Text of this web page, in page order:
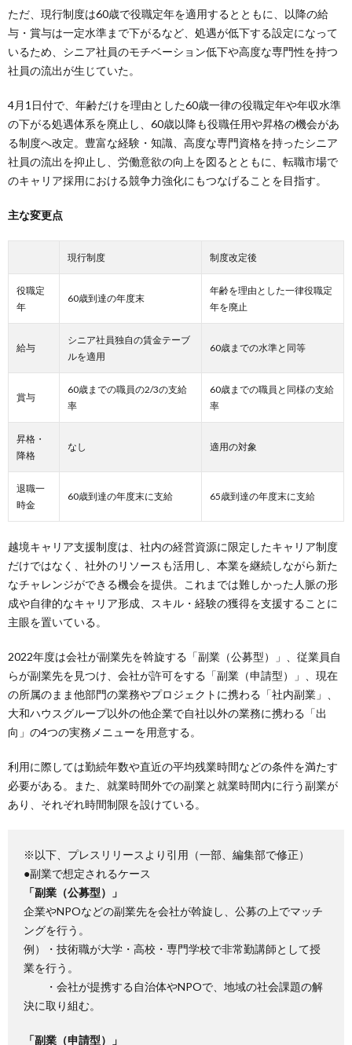
ただ、現行制度は60歳で役職定年を適用するとともに、以降の給
与・賞与は一定水準まで下がるなど、処遇が低下する設定になって
いるため、シニア社員のモチベーション低下や高度な専門性を持つ
社員の流出が生じていた。
4月1日付で、年齢だけを理由とした60歳一律の役職定年や年収水準
の下がる処遇体系を廃止し、60歳以降も役職任用や昇格の機会があ
る制度へ改定。豊富な経験・知識、高度な専門資格を持ったシニア
社員の流出を抑止し、労働意欲の向上を図るとともに、転職市場で
のキャリア採用における競争力強化にもつなげることを目指す。
主な変更点
現行制度 制度改定後
役職定
年
60歳到達の年度末
年齢を理由とした一律役職定
年を廃止
給与
シニア社員独自の賃金テーブ
ルを適用
60歳までの水準と同等
賞与
60歳までの職員の2/3の支給
率
60歳までの職員と同様の支給
率
昇格・
降格
なし 適用の対象
退職一
時金
60歳到達の年度末に支給 65歳到達の年度末に支給
越境キャリア支援制度は、社内の経営資源に限定したキャリア制度
だけではなく、社外のリソースも活用し、本業を継続しながら新た
なチャレンジができる機会を提供。これまでは難しかった人脈の形
成や自律的なキャリア形成、スキル・経験の獲得を支援することに
主眼を置いている。
2022年度は会社が副業先を斡旋する「副業（公募型）」、従業員自
らが副業先を見つけ、会社が許可をする「副業（申請型）」、現在
の所属のまま他部門の業務やプロジェクトに携わる「社内副業」、
大和ハウスグループ以外の他企業で自社以外の業務に携わる「出
向」の4つの実務メニューを用意する。
利用に際しては勤続年数や直近の平均残業時間などの条件を満たす
必要がある。また、就業時間外での副業と就業時間内に行う副業が
あり、それぞれ時間制限を設けている。
※以下、プレスリリースより引用（一部、編集部で修正）
●副業で想定されるケース
「副業（公募型）」
企業やNPOなどの副業先を会社が斡旋し、公募の上でマッチ
ングを行う。
例）・技術職が大学・高校・専門学校で非常勤講師として授
業を行う。
・会社が提携する自治体やNPOで、地域の社会課題の解
決に取り組む。
「副業（申請型）」